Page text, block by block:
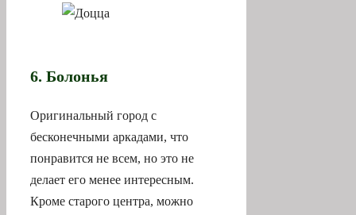
6. Болонья
Оригинальный город с
бесконечными аркадами, что
понравится не всем, но это не
делает его менее интересным.
Кроме старого центра, можно